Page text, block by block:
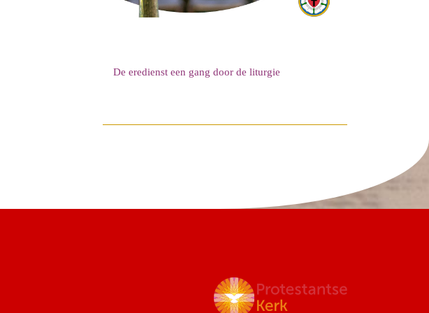
De eredienst een gang door de liturgie